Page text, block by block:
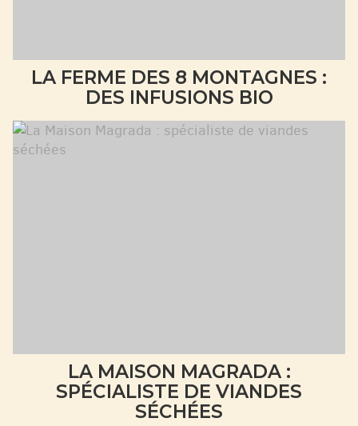
LA FERME DES 8 MONTAGNES :
DES INFUSIONS BIO
LA MAISON MAGRADA :
SPÉCIALISTE DE VIANDES
SÉCHÉES